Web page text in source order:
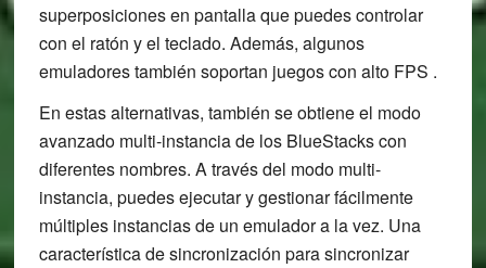
superposiciones en pantalla que puedes controlar
con el ratón y el teclado. Además, algunos
emuladores también soportan juegos con alto FPS .
En estas alternativas, también se obtiene el modo
avanzado multi-instancia de los BlueStacks con
diferentes nombres. A través del modo multi-
instancia, puedes ejecutar y gestionar fácilmente
múltiples instancias de un emulador a la vez. Una
característica de sincronización para sincronizar